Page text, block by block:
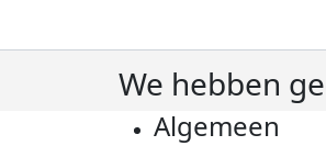
We hebben
Algemeen